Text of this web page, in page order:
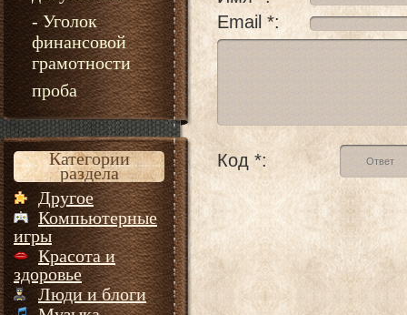
- Уголок
финансовой
грамотности
проба
Категории
раздела
Другое
Компьютерные
игры
Красота и
здоровье
Люди и блоги
Email *:
Код *: